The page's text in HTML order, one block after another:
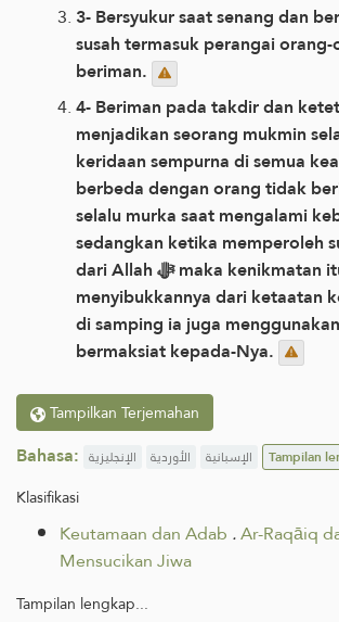
3- Bersyukur saat senang dan
susah termasuk perangai
beriman.
4- Beriman pada takdir dan
menjadikan seorang mukmin
keridaan sempurna di semua
berbeda dengan orang tidak
selalu murka saat mengalami
sedangkan ketika memperoleh
dari Allah ﷻ maka kenikmatan itu
menyibukkannya dari ketaatan
di samping ia juga
bermaksiat kepada-Nya.
Tampilkan Terjemahan
Bahasa: الإنجليزية الأوردية الإسبانية Tampilan
Klasifikasi
Keutamaan dan Adab .Ar-Raqāiq
Mensucikan Jiwa
Tampilan lengkap...